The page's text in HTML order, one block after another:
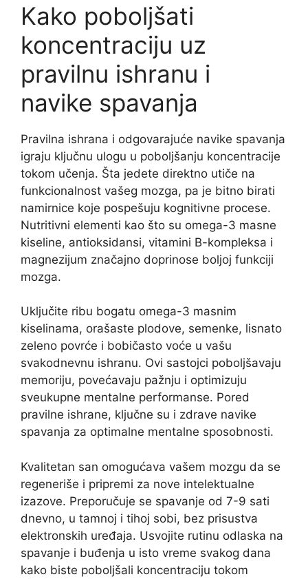
Kako poboljšati
koncentraciju uz
pravilnu ishranu i
navike spavanja
Pravilna ishrana i odgovarajuće navike spavanja
igraju ključnu ulogu u poboljšanju koncentracije
tokom učenja. Šta jedete direktno utiče na
funkcionalnost vašeg mozga, pa je bitno birati
namirnice koje pospešuju kognitivne procese.
Nutritivni elementi kao što su omega-3 masne
kiseline, antioksidansi, vitamini B-kompleksa i
magnezijum značajno doprinose boljoj funkciji
mozga.
Uključite ribu bogatu omega-3 masnim
kiselinama, orašaste plodove, semenke, lisnato
zeleno povrće i bobičasto voće u vašu
svakodnevnu ishranu. Ovi sastojci poboljšavaju
memoriju, povećavaju pažnju i optimizuju
sveukupne mentalne performanse. Pored
pravilne ishrane, ključne su i zdrave navike
spavanja za optimalne mentalne sposobnosti.
Kvalitetan san omogućava vašem mozgu da se
regeneriše i pripremi za nove intelektualne
izazove. Preporučuje se spavanje od 7-9 sati
dnevno, u tamnoj i tihoj sobi, bez prisustva
elektronskih uređaja. Usvojite rutinu odlaska na
spavanje i buđenja u isto vreme svakog dana
kako biste poboljšali koncentraciju tokom